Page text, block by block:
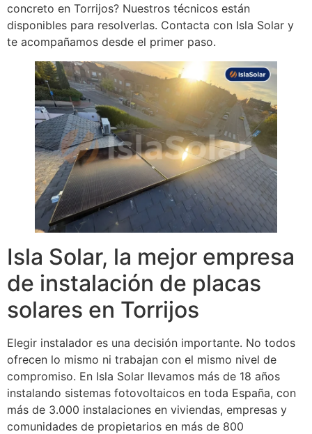
concreto en Torrijos? Nuestros técnicos están
disponibles para resolverlas. Contacta con Isla Solar y
te acompañamos desde el primer paso.
Isla Solar, la mejor empresa
de instalación de placas
solares en Torrijos
Elegir instalador es una decisión importante. No todos
ofrecen lo mismo ni trabajan con el mismo nivel de
compromiso. En Isla Solar llevamos más de 18 años
instalando sistemas fotovoltaicos en toda España, con
más de 3.000 instalaciones en viviendas, empresas y
comunidades de propietarios en más de 800